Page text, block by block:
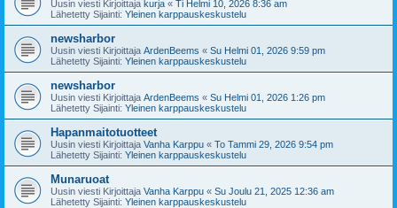
Uusin viesti Kirjoittaja kurja « Ti Helmi 10, 2026 8:36 am
Lähetetty Sijainti: Yleinen karppauskeskustelu
newsharbor
Uusin viesti Kirjoittaja ArdenBeems « Su Helmi 01, 2026 9:59 pm
Lähetetty Sijainti: Yleinen karppauskeskustelu
newsharbor
Uusin viesti Kirjoittaja ArdenBeems « Su Helmi 01, 2026 1:26 pm
Lähetetty Sijainti: Yleinen karppauskeskustelu
Hapanmaitotuotteet
Uusin viesti Kirjoittaja Vanha Karppu « To Tammi 29, 2026 9:54 pm
Lähetetty Sijainti: Yleinen karppauskeskustelu
Munaruoat
Uusin viesti Kirjoittaja Vanha Karppu « Su Joulu 21, 2025 12:36 am
Lähetetty Sijainti: Yleinen karppauskeskustelu